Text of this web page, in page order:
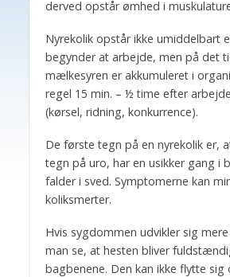
derved opstår ømhed i
Nyrekolik opstår ikke umiddelbart
begynder at arbejde, men på det
mælkesyren er akkumuleret i
regel 15 min. – ½ time efter
(kørsel, ridning, konkurrence).
De første tegn på en nyrekolik er,
tegn på uro, har en usikker gang i
falder i sved. Symptomerne kan
koliksmerter.
Hvis sygdommen udvikler sig
man se, at hesten bliver
bagbenene. Den kan ikke flytte sig